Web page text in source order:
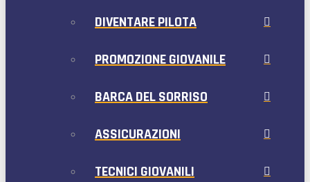
DIVENTARE PILOTA
PROMOZIONE GIOVANILE
BARCA DEL SORRISO
ASSICURAZIONI
TECNICI GIOVANILI